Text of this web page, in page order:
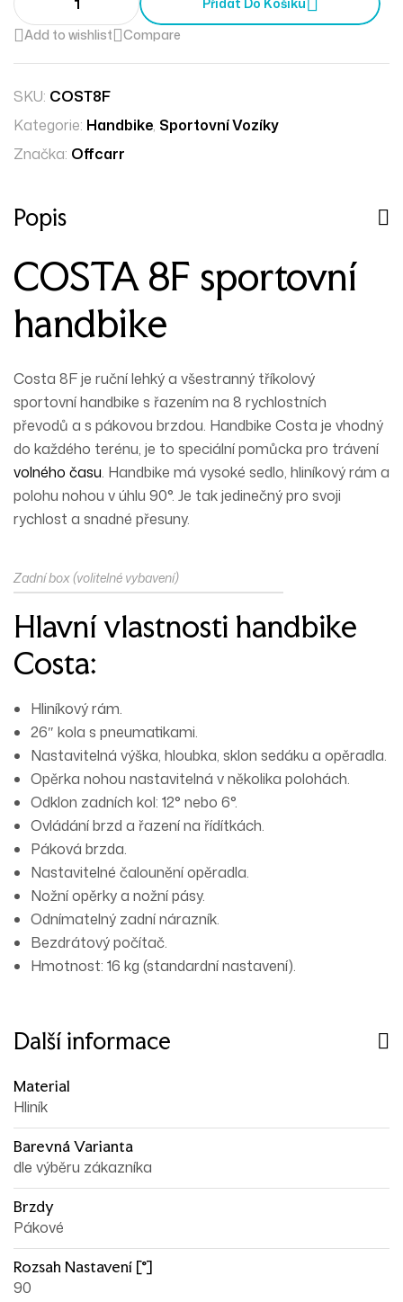
Add to wishlist
Compare
SKU: COST8F
Kategorie: Handbike, Sportovní Vozíky
Značka: Offcarr
Popis
COSTA 8F sportovní
handbike
Costa 8F je ruční lehký a všestranný tříkolový
sportovní handbike s řazením na 8 rychlostních
převodů a s pákovou brzdou. Handbike Costa je vhodný
do každého terénu, je to speciální pomůcka pro trávení
volného času. Handbike má vysoké sedlo, hliníkovýrám a
polohu nohou v úhlu 90°. Je tak jedinečný pro svoji
rychlost a snadné přesuny.
Zadní box (volitelné vybavení)
Hlavní vlastnosti handbike
Costa:
Hliníkový rám.
26″ kola s pneumatikami.
Nastavitelná výška, hloubka, sklon sedáku a opěradla.
Opěrka nohou nastavitelná v několika polohách.
Odklon zadních kol: 12° nebo 6°.
Ovládání brzd a řazení na řídítkách.
Páková brzda.
Nastavitelné čalounění opěradla.
Nožní opěrky a nožní pásy.
Odnímatelný zadní nárazník.
Bezdrátový počítač.
Hmotnost: 16 kg (standardní nastavení).
Další informace
Material
Hliník
Barevná Varianta
dle výběru zákazníka
Brzdy
Pákové
Rozsah Nastavení [°]
90